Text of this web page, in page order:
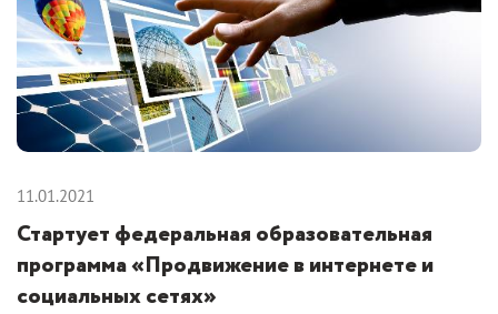
11.01.2021
Стартует федеральная образовательная
программа «Продвижение в интернете и
социальных сетях»